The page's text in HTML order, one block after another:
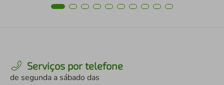
Serviços por telefone
de segunda a sábado das